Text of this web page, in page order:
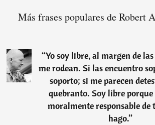
Más frases populares de Robert
“Yo soy libre, al margen de
me rodean. Si las encuentro
soporto; si me parecen
quebranto. Soy libre porque
moralmente responsable de
hago.”